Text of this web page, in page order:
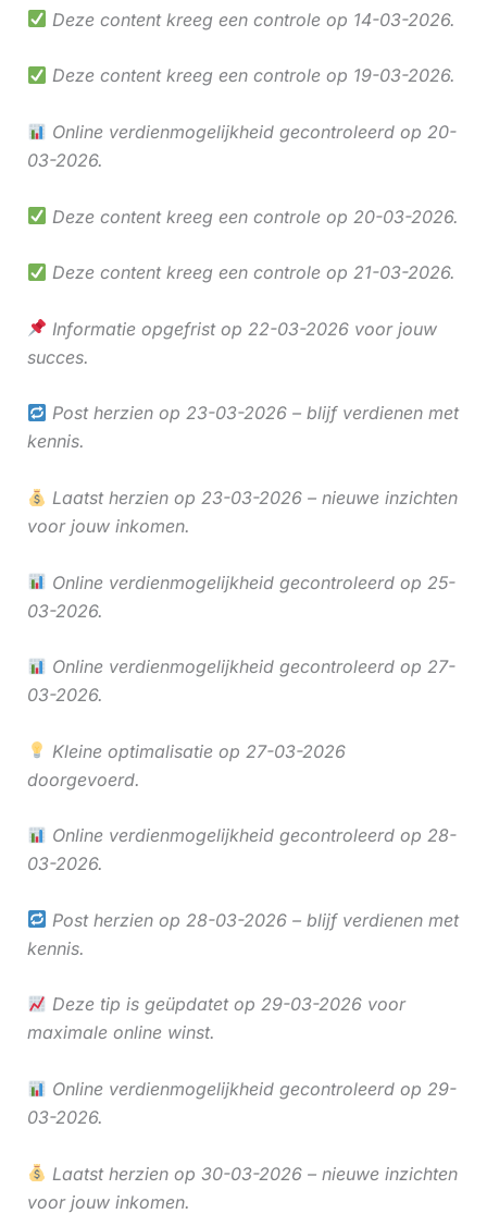
Deze content kreeg een controle op 14-03-2026.
Deze content kreeg een controle op 19-03-2026.
Online verdienmogelijkheid gecontroleerd op 20-
03-2026.
Deze content kreeg een controle op 20-03-2026.
Deze content kreeg een controle op 21-03-2026.
Informatie opgefrist op 22-03-2026 voor jouw
succes.
Post herzien op 23-03-2026 – blijf verdienen met
kennis.
Laatst herzien op 23-03-2026 – nieuwe inzichten
voor jouw inkomen.
Online verdienmogelijkheid gecontroleerd op 25-
03-2026.
Online verdienmogelijkheid gecontroleerd op 27-
03-2026.
Kleine optimalisatie op 27-03-2026
doorgevoerd.
Online verdienmogelijkheid gecontroleerd op 28-
03-2026.
Post herzien op 28-03-2026 – blijf verdienen met
kennis.
Deze tip is geüpdatet op 29-03-2026 voor
maximale online winst.
Online verdienmogelijkheid gecontroleerd op 29-
03-2026.
Laatst herzien op 30-03-2026 – nieuwe inzichten
voor jouw inkomen.